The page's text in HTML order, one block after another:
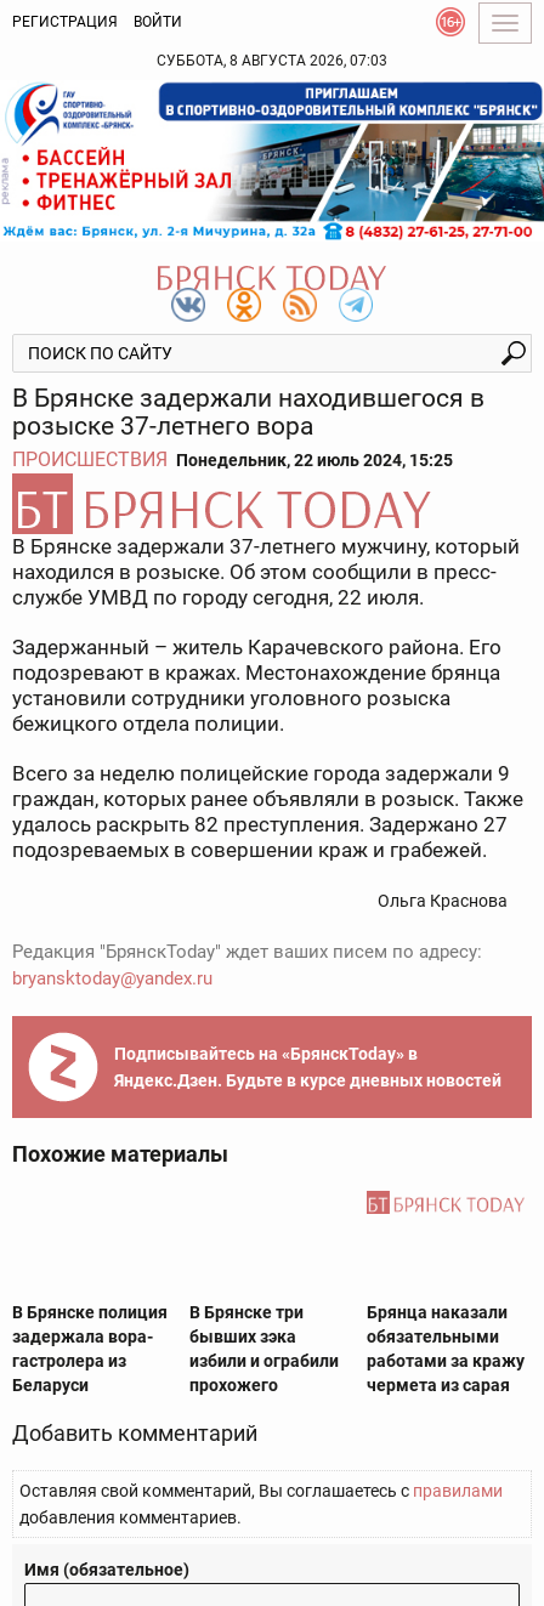
РЕГИСТРАЦИЯ ВОЙТИ
СУББОТА, 8 АВГУСТА 2026, 07:03
В Брянске задержали находившегося в
розыске 37-летнего вора
ПРОИСШЕСТВИЯ Понедельник, 22 июль 2024, 15:25
В Брянске задержали 37-летнего мужчину, который
находился в розыске. Об этом сообщили в пресс-
службе УМВД по городу сегодня, 22 июля.
Задержанный – житель Карачевского района. Его
подозревают в кражах. Местонахождение брянца
установили сотрудники уголовного розыска
бежицкого отдела полиции.
Всего за неделю полицейские города задержали 9
граждан, которых ранее объявляли в розыск. Также
удалось раскрыть 82 преступления. Задержано 27
подозреваемых в совершении краж и грабежей.
Ольга Краснова
Редакция "БрянскToday" ждет ваших писем по адресу:
bryansktoday@yandex.ru
Подписывайтесь на «БрянскToday» в
Яндекс.Дзен. Будьте в курсе дневных новостей
Похожие материалы
В Брянске полиция
задержала вора-
гастролера из
Беларуси
В Брянске три
бывших зэка
избили и ограбили
прохожего
Брянца наказали
обязательными
работами за кражу
чермета из сарая
Добавить комментарий
Оставляя свой комментарий, Вы соглашаетесь с правилами
добавления комментариев.
Имя (обязательное)